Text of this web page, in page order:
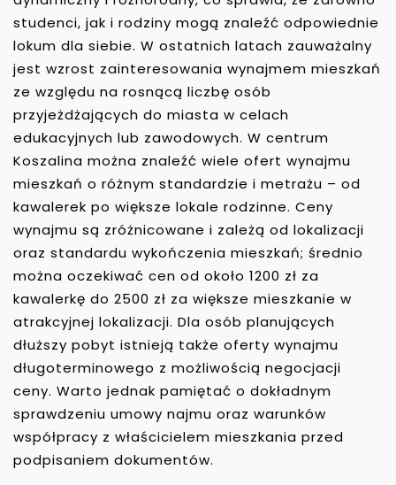
studenci, jak i rodziny mogą znaleźć odpowiednie
lokum dla siebie. W ostatnich latach zauważalny
jest wzrost zainteresowania wynajmem mieszkań
ze względu na rosnącą liczbę osób
przyjeżdżających do miasta w celach
edukacyjnych lub zawodowych. W centrum
Koszalina można znaleźć wiele ofert wynajmu
mieszkań o różnym standardzie i metrażu – od
kawalerek po większe lokale rodzinne. Ceny
wynajmu są zróżnicowane i zależą od lokalizacji
oraz standardu wykończenia mieszkań; średnio
można oczekiwać cen od około 1200 zł za
kawalerkę do 2500 zł za większe mieszkanie w
atrakcyjnej lokalizacji. Dla osób planujących
dłuższy pobyt istnieją także oferty wynajmu
długoterminowego z możliwością negocjacji
ceny. Warto jednak pamiętać o dokładnym
sprawdzeniu umowy najmu oraz warunków
współpracy z właścicielem mieszkania przed
podpisaniem dokumentów.